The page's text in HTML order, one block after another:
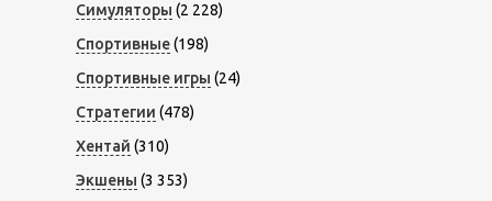
Симуляторы (2 228)
Спортивные(198)
Спортивные игры (24)
Стратегии (478)
Хентай (310)
Экшены (3 353)